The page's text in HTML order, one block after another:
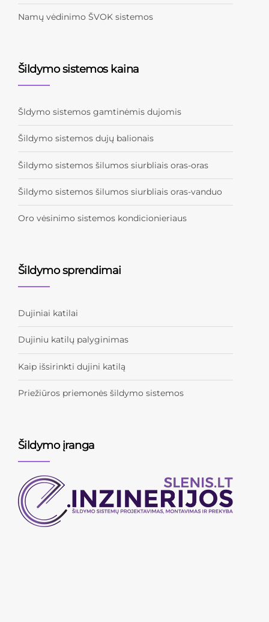
Namų vėdinimo ŠVOK sistemos
Šildymo sistemos kaina
Šldymo sistemos gamtinėmis dujomis
Šildymo sistemos dujų balionais
Šildymo sistemos šilumos siurbliais oras-oras
Šildymo sistemos šilumos siurbliais oras-vanduo
Oro vėsinimo sistemos kondicionieriaus
Šildymo sprendimai
Dujiniai katilai
Dujiniu katilų palyginimas
Kaip išsirinkti dujini katilą
Priežiūros priemonės šildymo sistemos
Šildymo įranga